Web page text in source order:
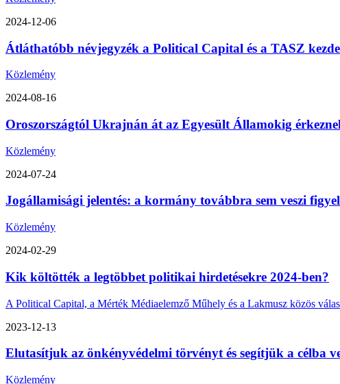
2024-12-06
Átláthatóbb névjegyzék a Political Capital és a TASZ
Közlemény
2024-08-16
Oroszországtól Ukrajnán át az Egyesült Államokig
Közlemény
2024-07-24
Jogállamisági jelentés: a kormány továbbra sem veszi
Közlemény
2024-02-29
Kik költötték a legtöbbet politikai hirdetésekre 2024-ben?
A Political Capital, a Mérték Médiaelemző Műhely és a Lakmusz közös
2023-12-13
Elutasítjuk az önkényvédelmi törvényt és segítjük a célba
Közlemény